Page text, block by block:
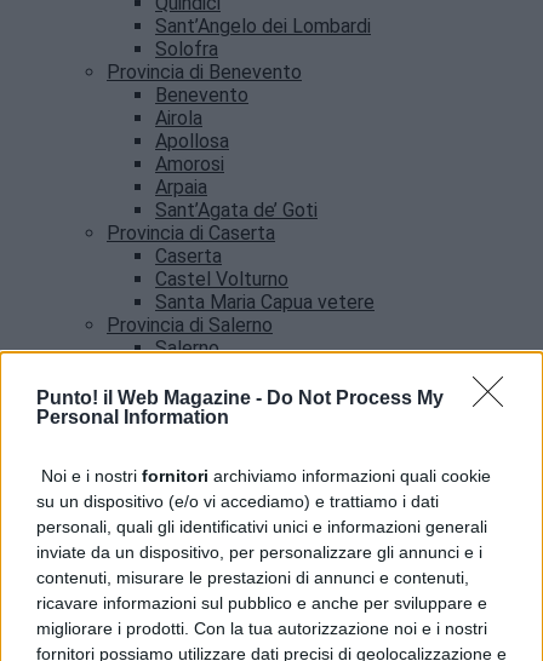
Punto! il Web Magazine - Do Not Process My
Personal Information
Noi e i nostri fornitori archiviamo informazioni quali cookie
su un dispositivo (e/o vi accediamo) e trattiamo i dati
personali, quali gli identificativi unici e informazioni generali
inviate da un dispositivo, per personalizzare gli annunci e i
contenuti, misurare le prestazioni di annunci e contenuti,
ricavare informazioni sul pubblico e anche per sviluppare e
migliorare i prodotti. Con la tua autorizzazione noi e i nostri
fornitori possiamo utilizzare dati precisi di geolocalizzazione e
Sant’Angelo dei Lombardi
Solofra
Provincia di Benevento
Benevento
Airola
Apollosa
Amorosi
Arpaia
Sant’Agata de’ Goti
Provincia di Caserta
Caserta
Castel Volturno
Santa Maria Capua vetere
Provincia di Salerno
Salerno
Amalfi
Angri
Addio a Francesco Guccini, il poeta della musica
italiana si è spento